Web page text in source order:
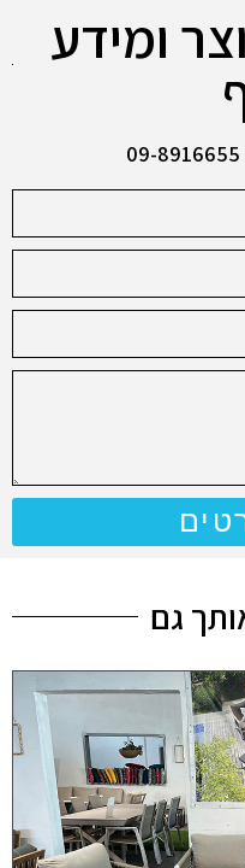
ומידע
09-8916655
גם